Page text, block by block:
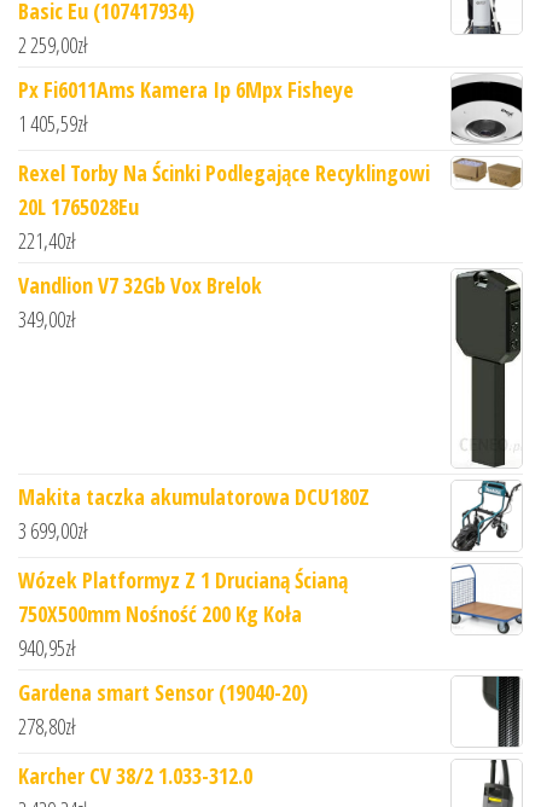
Basic Eu (107417934)
2 259,00zł
Px Fi6011Ams Kamera Ip 6Mpx Fisheye
1 405,59zł
Rexel Torby Na Ścinki Podlegające Recyklingowi
20L 1765028Eu
221,40zł
Vandlion V7 32Gb Vox Brelok
349,00zł
Makita taczka akumulatorowa DCU180Z
3 699,00zł
Wózek Platformyz Z 1 Drucianą Ścianą
750X500mm Nośność 200 Kg Koła
940,95zł
Gardena smart Sensor (19040-20)
278,80zł
Karcher CV 38/2 1.033-312.0